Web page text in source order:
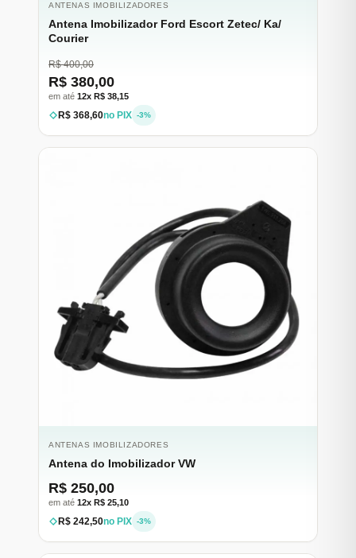
ANTENAS IMOBILIZADORES
Antena Imobilizador Ford Escort Zetec/ Ka/
Courier
R$ 400,00
R$ 380,00
em até 12x R$ 38,15
R$ 368,60no PIX -3%
ANTENAS IMOBILIZADORES
Antena do Imobilizador VW
R$ 250,00
em até 12x R$ 25,10
R$ 242,50no PIX -3%